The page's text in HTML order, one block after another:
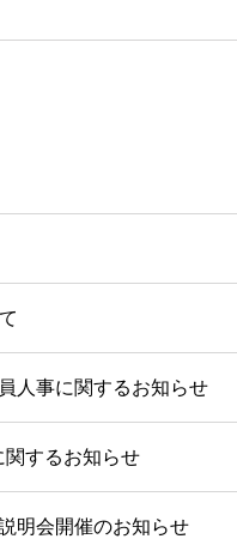
人事に関するお知らせ
関するお知らせ
明会開催のお知らせ